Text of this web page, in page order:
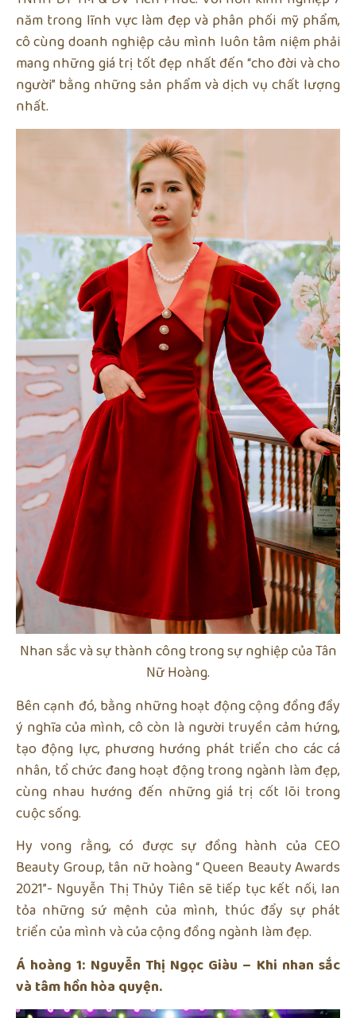
năm trong lĩnh vực làm đẹp và phân phối mỹ phẩm,
cô cùng doanh nghiệp cảu mình luôn tâm niệm phải
mang những giá trị tốt đẹp nhất đến “cho đời và cho
người” bằng những sản phẩm và dịch vụ chất lượng
nhất.
Nhan sắc và sự thành công trong sự nghiệp của Tân
Nữ Hoàng.
Bên cạnh đó, bằng những hoạt động cộng đồng đầy
ý nghĩa của mình, cô còn là người truyền cảm hứng,
tạo động lực, phương hướng phát triển cho các cá
nhân, tổ chức đang hoạt động trong ngành làm đẹp,
cùng nhau hướng đến những giá trị cốt lõi trong
cuộc sống.
Hy vong rằng, có được sự đồng hành của CEO
Beauty Group, tân nữ hoàng “ Queen Beauty Awards
2021”- Nguyễn Thị Thủy Tiên sẽ tiếp tục kết nối, lan
tỏa những sứ mệnh của mình, thúc đẩy sự phát
triển của mình và của cộng đồng ngành làm đẹp.
Á hoàng 1: Nguyễn Thị Ngọc Giàu – Khi nhan sắc
và tâm hồn hòa quyện.